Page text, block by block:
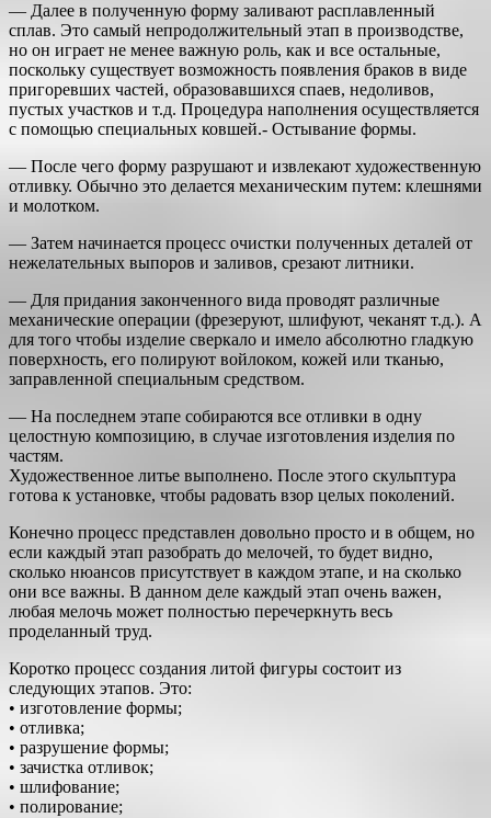
— Далее в полученную форму заливают расплавленный
сплав. Это самый непродолжительный этап в производстве,
но он играет не менее важную роль, как и все остальные,
поскольку существует возможность появления браков в виде
пригоревших частей, образовавшихся спаев, недоливов,
пустых участков и т.д. Процедура наполнения осуществляется
с помощью специальных ковшей.- Остывание формы.
— После чего форму разрушают и извлекают художественную
отливку. Обычно это делается механическим путем: клешнями
и молотком.
— Затем начинается процесс очистки полученных деталей от
нежелательных выпоров и заливов, срезают литники.
— Для придания законченного вида проводят различные
механические операции (фрезеруют, шлифуют, чеканят т.д.). А
для того чтобы изделие сверкало и имело абсолютно гладкую
поверхность, его полируют войлоком, кожей или тканью,
заправленной специальным средством.
— На последнем этапе собираются все отливки в одну
целостную композицию, в случае изготовления изделия по
частям.
Художественное литье выполнено. После этого скульптура
готова к установке, чтобы радовать взор целых поколений.
Конечно процесс представлен довольно просто и в общем, но
если каждый этап разобрать до мелочей, то будет видно,
сколько нюансов присутствует в каждом этапе, и на сколько
они все важны. В данном деле каждый этап очень важен,
любая мелочь может полностью перечеркнуть весь
проделанный труд.
Коротко процесс создания литой фигуры состоит из
следующих этапов. Это:
• изготовление формы;
• отливка;
• разрушение формы;
• зачистка отливок;
• шлифование;
• полирование;